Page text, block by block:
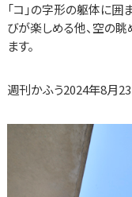
「コ」の字形の躯体に囲
びが楽しめる他、空の
ます。
週刊かふう2024年8月